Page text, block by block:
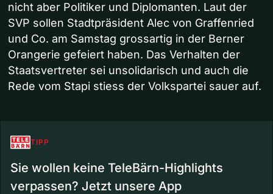
nicht aber Politiker und Diplomanten. Laut der
SVP sollen Stadtpräsident Alec von Graffenried
und Co. am Samstag grossartig in der Berner
Orangerie gefeiert haben. Das Verhalten der
Staatsvertreter sei unsolidarisch und auch die
Rede vom Stapi stiess der Volkspartei sauer auf.
TIPP
Sie wollen keine TeleBärn-Highlights
verpassen? Jetzt unsere App